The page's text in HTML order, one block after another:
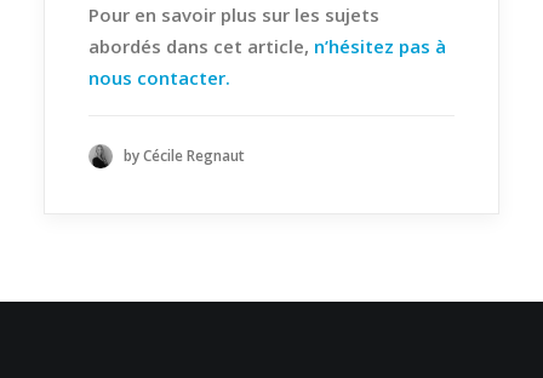
Pour en savoir plus sur les sujets
abordés dans cet article, n’hésitez pas à
nous contacter.
by Cécile Regnaut